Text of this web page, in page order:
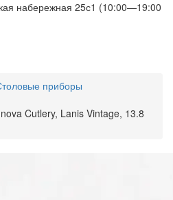
набережная 25с1 (10:00—19:00
приборы
Cutlery, Lanis Vintage, 13.8